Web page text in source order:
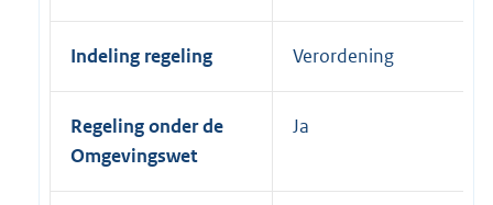
Indeling regeling Verordening
Regeling onder de
Omgevingswet
Ja